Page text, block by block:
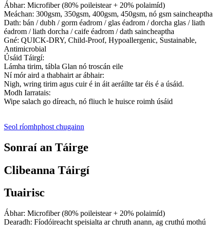
Ábhar: Microfiber (80% poileistear + 20% polaimíd)
Meáchan: 300gsm, 350gsm, 400gsm, 450gsm, nó gsm saincheaptha
Dath: bán / dubh / gorm éadrom / glas éadrom / dorcha glas / liath
éadrom / liath dorcha / caife éadrom / dath saincheaptha
Gné: QUICK-DRY, Child-Proof, Hypoallergenic, Sustainable,
Antimicrobial
Úsáid Táirgí:
Lámha tirim, tábla Glan nó troscán eile
Ní mór aird a thabhairt ar ábhair:
Nigh, wring tirim agus cuir é in áit aeráilte tar éis é a úsáid.
Modh Iarratais:
Wipe salach go díreach, nó fliuch le huisce roimh úsáid
Seol ríomhphost chugainn
Sonraí an Táirge
Clibeanna Táirgí
Tuairisc
Ábhar: Microfiber (80% poileistear + 20% polaimíd)
Dearadh: Fíodóireacht speisialta ar chruth anann, ag cruthú mothú